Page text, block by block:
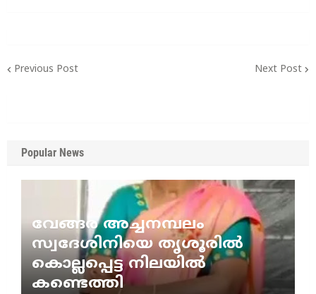
Previous Post Next Post
Popular News
വേങ്ങര അച്ചനമ്പലം
സ്വദേശിനിയെ തൃശൂരിൽ
കൊല്ലപ്പെട്ട നിലയിൽ
കണ്ടെത്തി